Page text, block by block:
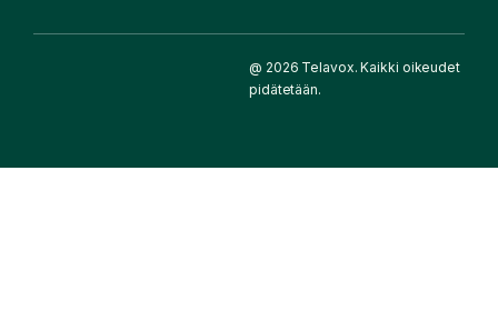
@ 2026 Telavox. Kaikki oikeudet
pidätetään.